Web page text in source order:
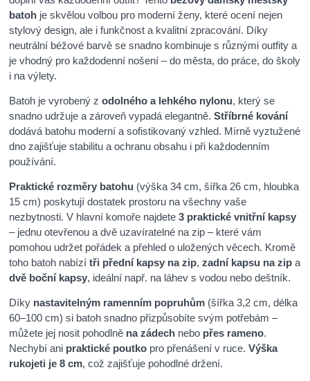
batoh je skvělou volbou pro moderní ženy, které ocení nejen
stylový design, ale i funkčnost a kvalitní zpracování. Díky
neutrální béžové barvě se snadno kombinuje s různými outfity a
je vhodný pro každodenní nošení – do města, do práce, do školy
i na výlety.
Batoh je vyrobený zodolného a lehkého nylonu, který se
snadno udržuje a zároveň vypadá elegantně.Stříbrné kování
dodává batohu moderní a sofistikovaný vzhled. Mírně vyztužené
dno zajišťuje stabilitu a ochranu obsahu i při každodenním
používání.
Praktické rozměry batohu (výška 34 cm, šířka 26 cm, hloubka
15 cm) poskytují dostatek prostoru na všechny vaše
nezbytnosti. V hlavní komoře najdete3 praktické vnitřní kapsy
– jednu otevřenou a dvě uzavíratelné na zip – které vám
pomohou udržet pořádek a přehled o uložených věcech. Kromě
toho batoh nabízítři přední kapsy na zip,zadní kapsu na zip a
dvě boční kapsy, ideální např. na láhev s vodou nebo deštník.
Díky nastavitelným ramenním popruhům (šířka 3,2 cm, délka
60–100 cm) si batoh snadno přizpůsobíte svým potřebám –
můžete jej nosit pohodlně na zádech nebo přes rameno.
Nechybí ani praktické poutko pro přenášení v ruce.Výška
rukojeti je 8 cm, což zajišťuje pohodlné držení.